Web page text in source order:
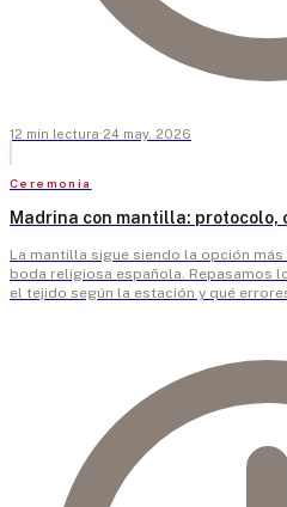
12 min lectura·24 may. 2026
Ceremonia
Madrina con mantilla: protocolo,
La mantilla sigue siendo la opción
boda religiosa española. Repasamos
el tejido según la estación y qué